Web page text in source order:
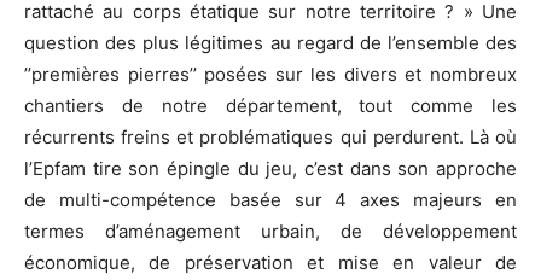
rattaché au corps étatique sur notre territoire ? » Une
question des plus légitimes au regard de l’ensemble des
’’premières pierres’’ posées sur les divers et nombreux
chantiers de notre département, tout comme les
récurrents freins et problématiques qui perdurent. Là où
l’Epfam tire son épingle du jeu, c’est dans son approche
de multi-compétence basée sur 4 axes majeurs en
termes d’aménagement urbain, de développement
économique, de préservation et mise en valeur de